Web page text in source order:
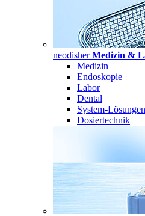
neodisherMedizin &
Medizin
Endoskopie
Labor
Dental
System-Lösungen
Dosiertechnik